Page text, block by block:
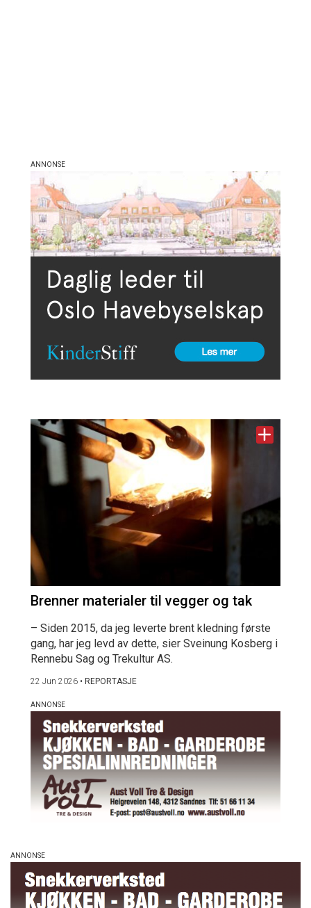
Brenner materialer til vegger og tak
– Siden 2015, da jeg leverte brent kledning første
gang, har jeg levd av dette, sier Sveinung Kosberg i
Rennebu Sag og Trekultur AS.
22 Jun 2026 • REPORTASJE